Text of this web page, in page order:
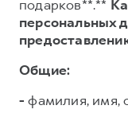
подарков**.**
персональных
Общие:
- фамилия, имя,